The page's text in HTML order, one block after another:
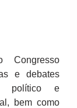
Congresso
e debates
político e
bem como